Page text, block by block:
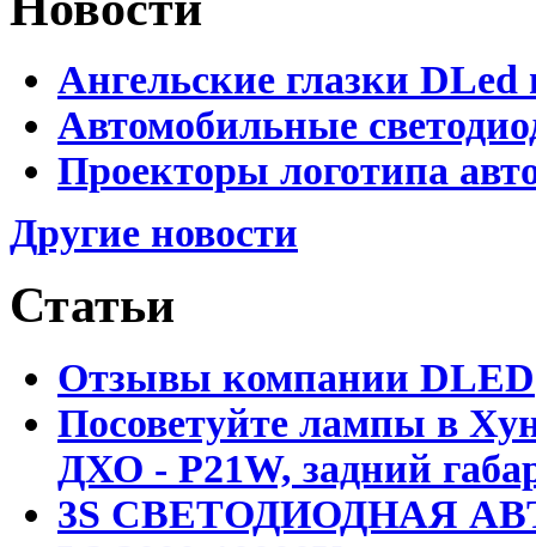
Ангельские глазки DLed
Автомобильные
Проекторы логотипа
Другие новости
Статьи
Отзывы компании DLED
Посоветуйте лампы в
ДХО - P21W, задний
3S СВЕТОДИОДНАЯ